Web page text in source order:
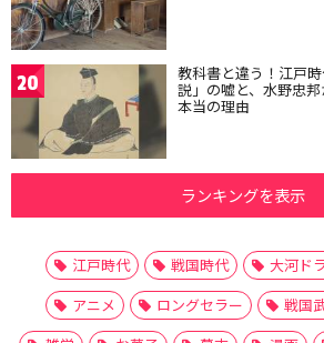
20 教科書と違う！江戸
説」の嘘と、水野忠
本当の理由
ランキングを表示
江戸時代 戦国時代 大河ド
アニメ
ロングセラー 戦国